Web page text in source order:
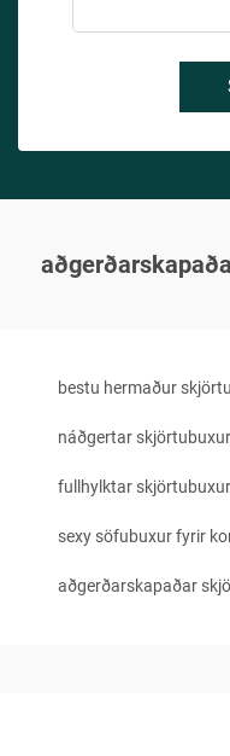
bestu hermaður
náðgertar skjörtubuxur
fullhylktar skjörtubuxur
sexy söfubuxur fyrir
aðgerðarskapaðar